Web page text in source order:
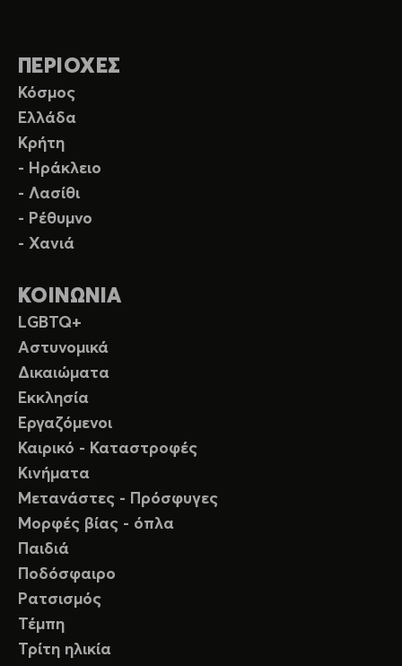
ΠΕΡΙΟΧΕΣ
Κόσμος
Ελλάδα
Κρήτη
- Ηράκλειο
- Λασίθι
- Ρέθυμνο
- Χανιά
ΚΟΙΝΩΝΙΑ
LGBTQ+
Αστυνομικά
Δικαιώματα
Εκκλησία
Εργαζόμενοι
Καιρικό - Καταστροφές
Κινήματα
Μετανάστες - Πρόσφυγες
Μορφές βίας - όπλα
Παιδιά
Ποδόσφαιρο
Ρατσισμός
Τέμπη
Τρίτη ηλικία